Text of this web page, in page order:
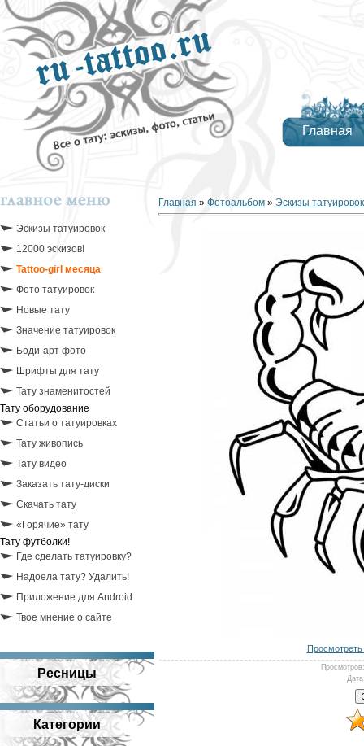
Главная
Эскизы татуировок
12000 эскизов!
Tattoo-girl месяца
Фото татуировок
Новые тату
Значение татуировок
Боди-арт фото
Шрифты для тату
Тату знаменитостей
Тату оборудование
Статьи о татуировках
Тату живопись
Тату видео
Заказать тату-диски
Скачать тату
«Горячие» тату
Тату футболки!
Где сделать татуировку?
Надоела тату? Удалить!
Приложение для Android
Твое мнение о сайте
Ресницы
Категории
Главная » Фотоальбом » Эскизы татуировок
Просмотров
Дата